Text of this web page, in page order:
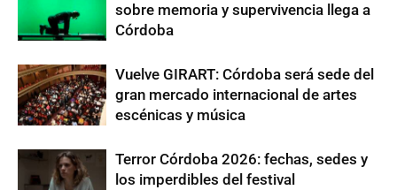
sobre memoria y supervivencia llega a
Córdoba
Vuelve GIRART: Córdoba será sede del
gran mercado internacional de artes
escénicas y música
Terror Córdoba 2026: fechas, sedes y
los imperdibles del festival